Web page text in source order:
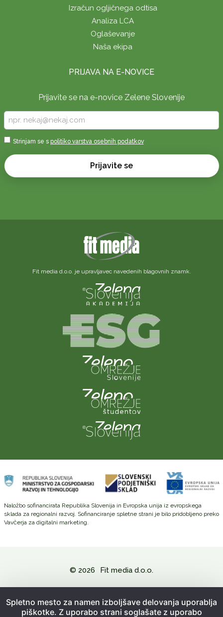
Izračun ogljičnega odtisa
Analiza LCA
Oglaševanje
Naša ekipa
PRIJAVA NA E-NOVICE
Prijavite se na e-novice Zelene Slovenije
e-
Sprejmi
*
Strinjam se s politiko varstva osebnih podatkov
Prijavite se
Fit media d.o.o. je upravljavec navedenih blagovnih znamk.
Naložbo sofinancirata Republika Slovenija in Evropska unija iz evropskega
sklada za regionalni razvoj. Sofinanciranje spletne strani je bilo pridobljeno preko
Vavčerja za digitalni marketing.
© 2026 Fit media d.o.o.
Splošni pogoji poslovanja
Spletno mesto za namen izboljšave delovanja uporablja
piškotke. Z uporabo strani soglašate z uporabo